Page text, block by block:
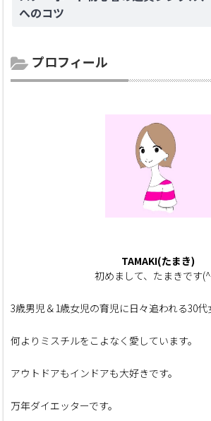
へのコツ
プロフィール
TAMAKI(たまき)
初めまして、たまきです
3歳男児＆1歳女児の育児に日々追われる30代
何よりミスチルをこよなく愛しています。
アウトドアもインドアも大好きです。
万年ダイエッターです。